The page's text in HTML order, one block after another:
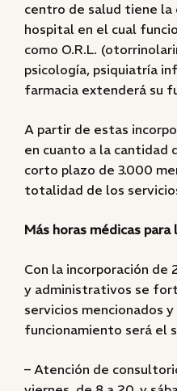
centro de salud tiene la
hospital en el cual
como O.R.L.
psicología, psiquiatría
farmacia extenderá su
A partir de estas
en cuanto a la cantidad
corto plazo de 3.000
totalidad de los
Más horas médicas
Con la incorporación
y administrativos se
servicios mencionados
funcionamiento será el
– Atención de